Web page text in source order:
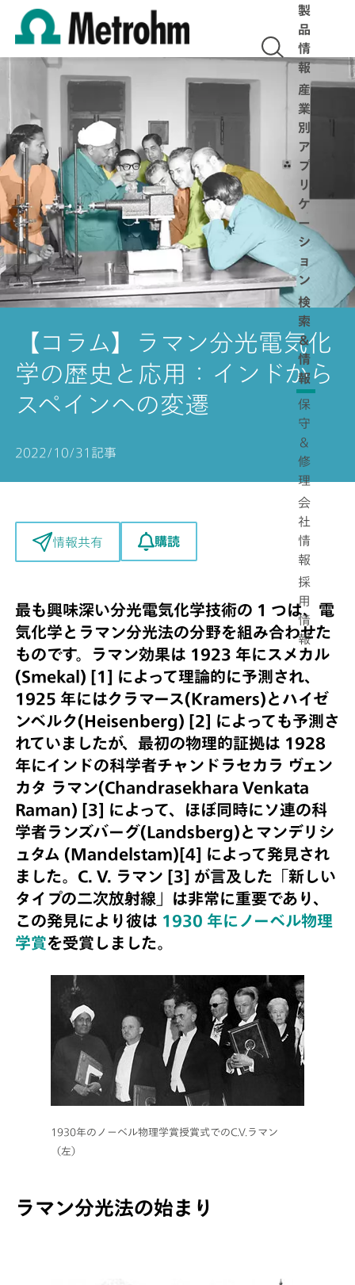
製
品
情
報
産
業
別
ア
プ
リ
ケ
ー
シ
ョ
ン
検
索
＆
情
報
保
守
＆
修
理
会
社
情
報
採
用
情
報
【コラム】ラマン分光電気化
学の歴史と応用：インドから
スペインへの変遷
2022/10/31 記事
情報共有 購読
最も興味深い分光電気化学技術の 1 つは、電
気化学とラマン分光法の分野を組み合わせた
ものです。ラマン効果は 1923 年にスメカル
(Smekal) [1] によって理論的に予測され、
1925 年にはクラマース(Kramers)とハイゼ
ンベルク(Heisenberg) [2] によっても予測さ
れていましたが、最初の物理的証拠は 1928
年にインドの科学者チャンドラセカラ ヴェン
カタ ラマン(Chandrasekhara Venkata
Raman) [3] によって、ほぼ同時にソ連の科
学者ランズバーグ(Landsberg)とマンデリシ
ュタム (Mandelstam)[4] によって発見され
ました。C. V. ラマン [3] が言及した「新しい
タイプの二次放射線」は非常に重要であり、
この発見により彼は 1930 年にノーベル物理
学賞を受賞しました。
1930年のノーベル物理学賞授賞式でのC.V.ラマン
（左）
ラマン分光法の始まり